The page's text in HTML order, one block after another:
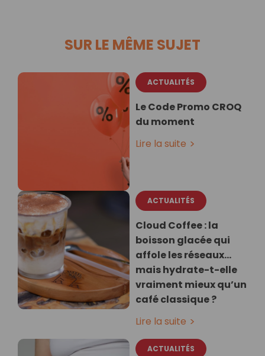
SUR LE MÊME SUJET
ACTUALITÉS
Le Code Promo CROQ
du moment
Lire la suite
ACTUALITÉS
Cloud Coffee : la
boisson glacée qui
affole les réseaux…
mais hydrate-t-elle
vraiment mieux qu’un
café classique ?
Lire la suite
ACTUALITÉS